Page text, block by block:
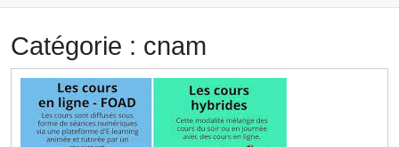
Catégorie : cnam